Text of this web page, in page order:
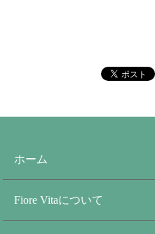
ホーム
Fiore Vitaについて